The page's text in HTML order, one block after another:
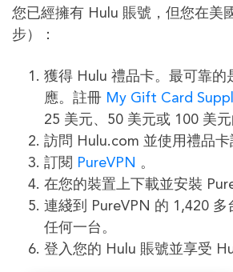
您已經擁有 Hulu 賬號，但您在美
步）：
獲得 Hulu 禮品卡。最可靠的
應。註冊 My Gift Card
25 美元、50 美元或 100 美元
訪問 Hulu.com 並使用禮品卡
訂閱 PureVPN 。
在您的裝置上下載並安裝
連綫到 PureVPN 的 1,420 多
任何一台。
登入您的 Hulu 賬號並享受